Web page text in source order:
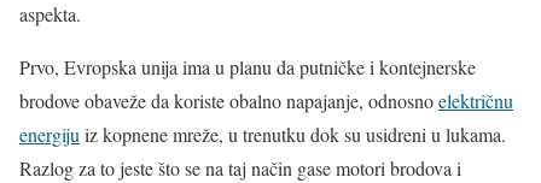
aspekta.
Prvo, Evropska unija ima u planu da putničke i kontejnerske
brodove obaveže da koriste obalno napajanje, odnosnoelektričnu
energijuiz kopnene mreže, u trenutku dok su usidreni u lukama.
Razlog za to jeste što se na taj način gase motori brodova i